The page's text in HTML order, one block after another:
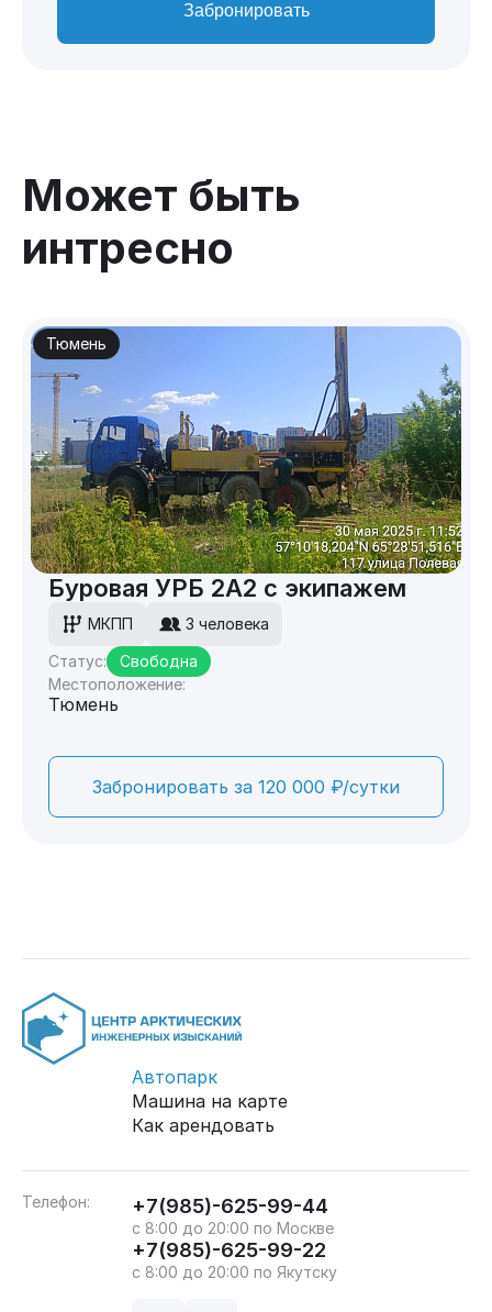
Забронировать
Может быть
интресно
Тюмень
Буровая УРБ 2А2 с экипажем
МКПП
3 человека
Статус:
Свободна
Местоположение:
Тюмень
Забронировать за 120 000 ₽/сутки
Автопарк
Машина на карте
Как арендовать
Телефон: +7(985)-625-99-44
с 8:00 до 20:00 по Москве
+7(985)-625-99-22
с 8:00 до 20:00 по Якутску